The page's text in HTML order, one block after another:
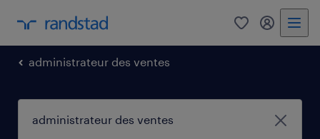
0 mon
administrateur des ventes